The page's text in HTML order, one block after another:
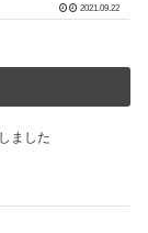
2021.09.22
ました